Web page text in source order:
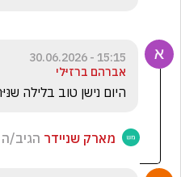
15:15 - 30.06.2026
אברהם ברזיּלי
היום נישן טוב בלילה
מארק שניידר הגיב/